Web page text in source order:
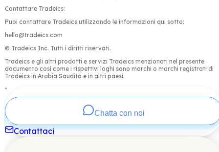
Contattare Tradeics:
Puoi contattare Tradeics utilizzando le informazioni qui sotto:
hello@tradeics.com
© Tradeics Inc. Tutti i diritti riservati.
Tradeics e gli altri prodotti e servizi Tradeics menzionati nel presente
documento così come i rispettivi loghi sono marchi o marchi registrati di
Tradeics in Arabia Saudita e in altri paesi.
Chatta con noi
Contattaci